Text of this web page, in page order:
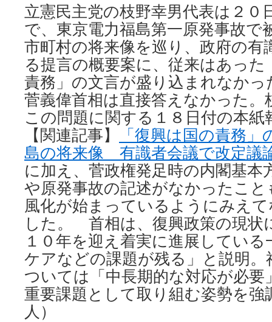
立憲民主党の枝野幸男代表は２０
で、東京電力福島第一原発事故で
市町村の将来像を巡り、政府の有
る提言の概要案に、従来はあっ
責務」の文言が盛り込まれなか
菅義偉首相は直接答えなかった。
この問題に関する１８日付の本紙
【関連記事】
「復興は国の責務
島の将来像 有識者会議で改定議
に加え、菅政権発足時の内閣基本
や原発事故の記述がなかったこ
風化が始まっているようにみえ
した。 首相は、復興政策の現状
１０年を迎え着実に進展してい
ケアなどの課題が残る」と説明。
ついては「中長期的な対応が必
重要課題として取り組む姿勢を
人）